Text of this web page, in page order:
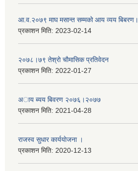
आ.व.२०७९ माघ मसान्त सम्मको आय व्यय बिबरण।
प्रकाशन मिति: 2023-02-14
२०७८।७९ तेश्राे चाैमासिक प्रतिवेदन
प्रकाशन मिति: 2022-01-27
अाय ब्यय बिवरण २०७६।२०७७
प्रकाशन मिति: 2021-04-28
राजस्व सुधार कार्ययाेजना ।
प्रकाशन मिति: 2020-12-13